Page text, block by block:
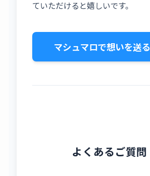
ていただけると嬉しいです。
マシュマロで想いを送る
よくあるご質問